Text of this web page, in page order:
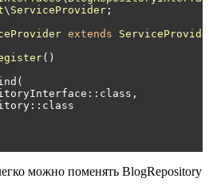
\ ServiceProvider;
extends
()
можно поменять BlogRepository